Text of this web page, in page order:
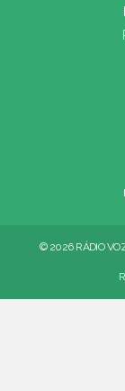
© 2026 RÁDIO